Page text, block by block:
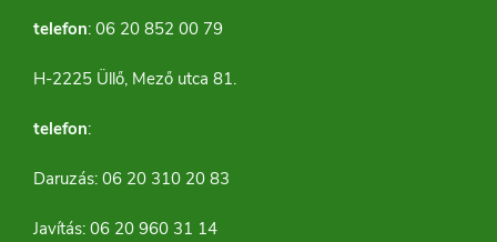
telefon: 06 20 852 00 79
H-2225 Üllő, Mező utca 81.
telefon:
Daruzás: 06 20 310 20 83
Javítás: 06 20 960 31 14